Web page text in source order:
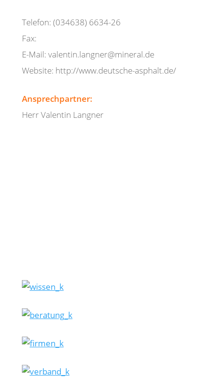
Telefon: (034638) 6634-26
Fax:
E-Mail: valentin.langner@mineral.de
Website: http://www.deutsche-asphalt.de/
Ansprechpartner:
Herr Valentin Langner